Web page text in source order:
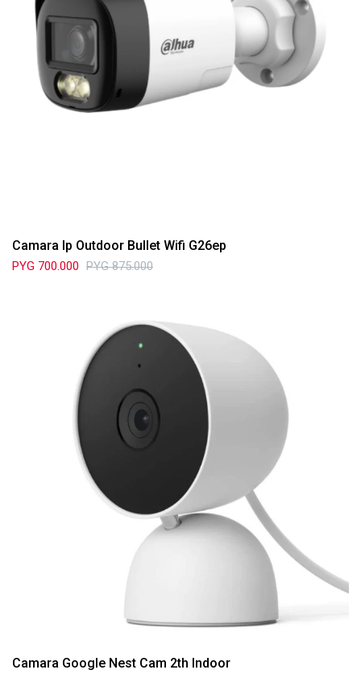
Camara Ip Outdoor Bullet Wifi G26ep
PYG 700.000 PYG 875.000
Camara Google Nest Cam 2th Indoor